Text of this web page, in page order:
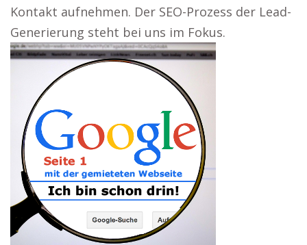
Kontakt aufnehmen. Der SEO-Prozess der Lead-
Generierung steht bei uns im Fokus.